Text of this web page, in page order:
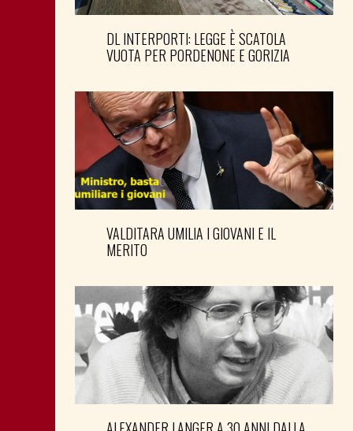
DL INTERPORTI: LEGGE È SCATOLA
VUOTA PER PORDENONE E GORIZIA
VALDITARA UMILIA I GIOVANI E IL
MERITO